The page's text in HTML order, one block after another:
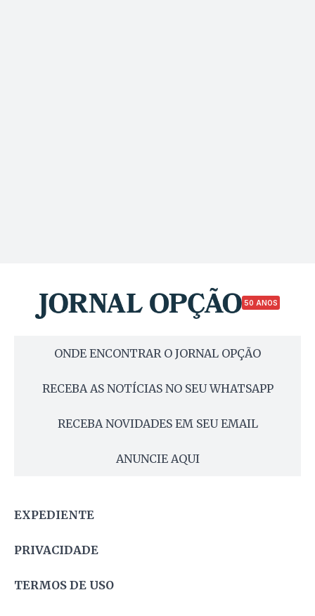
50 ANOS
ONDE ENCONTRAR O JORNAL OPÇÃO
RECEBA AS NOTÍCIAS NO SEU WHATSAPP
RECEBA NOVIDADES EM SEU EMAIL
ANUNCIE AQUI
EXPEDIENTE
PRIVACIDADE
TERMOS DE USO